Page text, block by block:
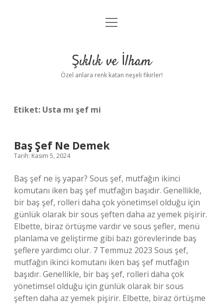
Anasayfa
Yasal Uyarı
menüyü
Şıklık ve İlham
Özel anlara renk katan neşeli fikirler!
Etiket: Usta mı şef mi
Baş Şef Ne Demek
Tarih: Kasım 5, 2024
Baş şef ne iş yapar? Sous şef, mutfağın ikinci
komutanı iken baş şef mutfağın başıdır. Genellikle,
bir baş şef, rolleri daha çok yönetimsel olduğu için
günlük olarak bir sous şeften daha az yemek pişirir.
Elbette, biraz örtüşme vardır ve sous şefler, menü
planlama ve geliştirme gibi bazı görevlerinde baş
şeflere yardımcı olur. 7 Temmuz 2023 Sous şef,
mutfağın ikinci komutanı iken baş şef mutfağın
başıdır. Genellikle, bir baş şef, rolleri daha çok
yönetimsel olduğu için günlük olarak bir sous
şeften daha az yemek pişirir. Elbette, biraz örtüşme